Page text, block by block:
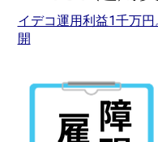
イデコ運用利益1千万
開